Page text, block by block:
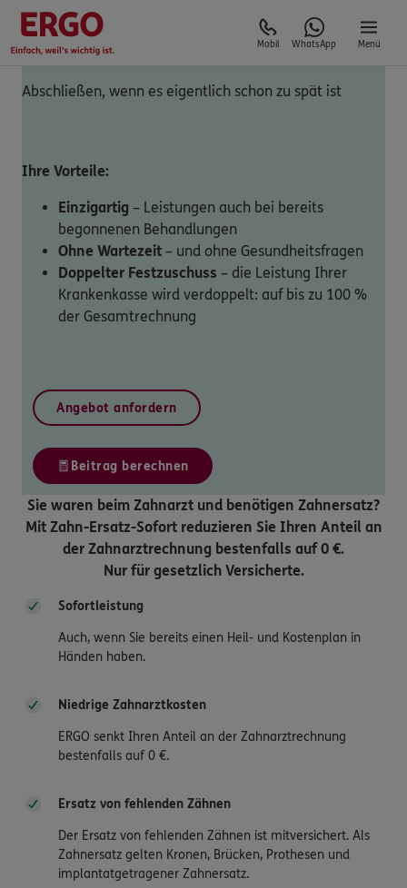
Mobil WhatsApp Menü
Abschließen, wenn es eigentlich schon zu spät ist
Ihre Vorteile:
Einzigartig – Leistungen auch bei bereits
begonnenen Behandlungen
Ohne Wartezeit – und ohne Gesundheitsfragen
Doppelter Festzuschuss – die Leistung Ihrer
Krankenkasse wird verdoppelt: auf bis zu 100 %
der Gesamtrechnung
Angebot anfordern
Beitrag berechnen
Sie waren beim Zahnarzt und benötigen Zahnersatz?
Mit Zahn-Ersatz-Sofort reduzieren Sie Ihren Anteil an
der Zahnarztrechnung bestenfalls auf 0 €.
Nur für gesetzlich Versicherte.
Sofortleistung
Auch, wenn Sie bereits einen Heil- und Kostenplan in
Händen haben.
Niedrige Zahnarztkosten
ERGO senkt Ihren Anteil an der Zahnarztrechnung
bestenfalls auf 0 €.
Ersatz von fehlenden Zähnen
Der Ersatz von fehlenden Zähnen ist mitversichert. Als
Zahnersatz gelten Kronen, Brücken, Prothesen und
implantatgetragener Zahnersatz.